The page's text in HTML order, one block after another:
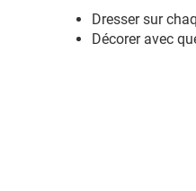
Dresser sur
Décorer avec